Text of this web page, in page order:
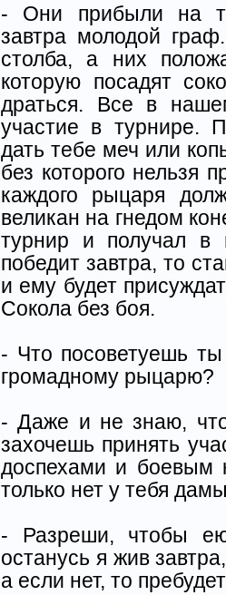
- Они прибыли на
завтра молодой
столба, а них
которую посадят
драться. Все в
участие в турнире.
дать тебе меч или
без которого нельзя
каждого рыцаря
великан на гнедом
турнир и получал в
победит завтра, то
и ему будет
Сокола без боя.
- Что посоветуешь
громадному рыцарю?
- Даже и не знаю,
захочешь принять
доспехами и боевым
только нет у тебя
- Разреши, чтобы
останусь я жив
а если нет, то